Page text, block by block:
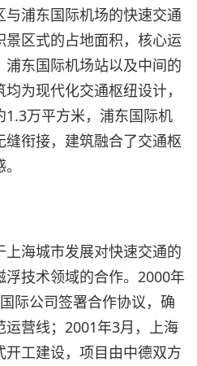
浦东国际机场的快速交通
区式的占地面积，核心运
东国际机场站以及中间的
为现代化交通枢纽设计，
万平方米，浦东国际机
衔接，建筑融合了交通枢
海城市发展对快速交通的
技术领域的合作。2000年
际公司签署合作协议，确
营线；2001年3月，上海
工建设，项目由中德双方